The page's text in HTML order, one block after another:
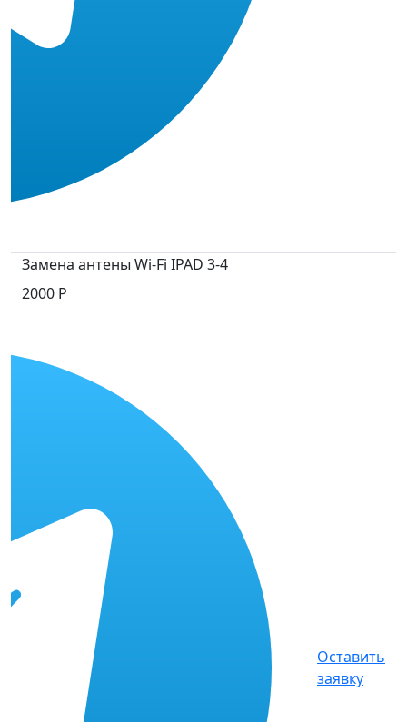
Замена антены Wi-Fi IPAD 3-4
2000 P
Оставить
заявку